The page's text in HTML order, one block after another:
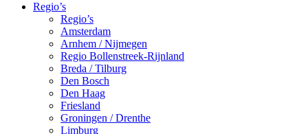
Regio’s
Regio’s
Amsterdam
Arnhem / Nijmegen
Regio Bollenstreek-Rijnland
Breda / Tilburg
Den Bosch
Den Haag
Friesland
Groningen / Drenthe
Limburg